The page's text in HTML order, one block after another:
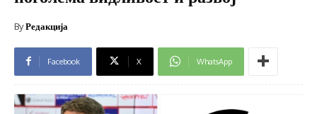
ByРедакција
Facebook X WhatsApp